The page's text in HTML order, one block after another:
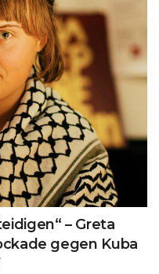
– Greta
gegen Kuba